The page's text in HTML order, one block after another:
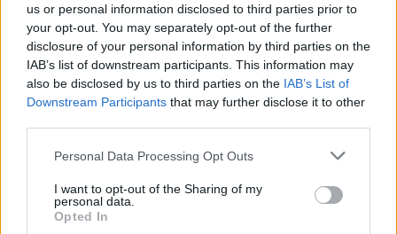
us or personal information disclosed to third parties prior to
your opt-out. You may separately opt-out of the further
disclosure of your personal information by third parties on the
IAB’s list of downstream participants. This information may
also be disclosed by us to third parties on the IAB’s List of
Downstream Participants that may further disclose it to other
Please note that this website/app uses one or more Google
not limited to your visit or usage behaviour. You may click to
grant or deny consent to Google and its third-party tags to
use your data for below specified purposes in below Google
Personal Data Processing Opt Outs
I want to opt-out of the Sharing of my
personal data.
Opted In